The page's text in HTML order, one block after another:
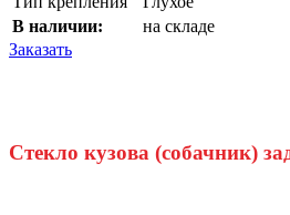
В наличии:
на складе
Заказать
Стекло кузова (собачник)